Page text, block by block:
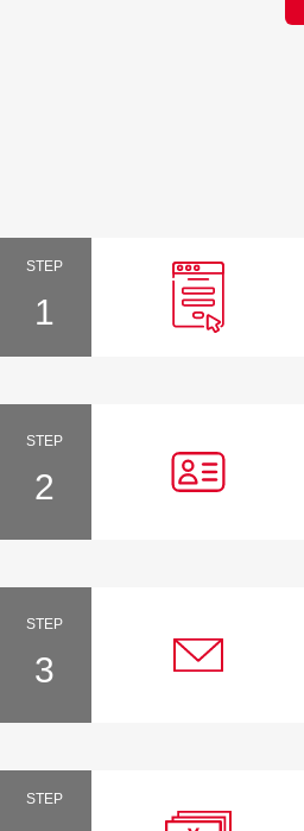
STEP
1
STEP
2
STEP
3
STEP